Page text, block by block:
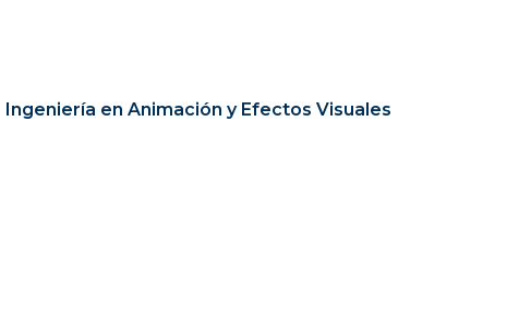
Ingeniería en Animación y Efectos Visuales